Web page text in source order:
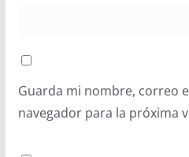
Guarda mi nombre, correo
navegador para la próxima